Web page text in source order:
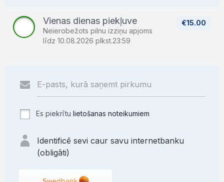
€15.00
Vienas dienas piekļuve
Neierobežots pilnu izziņu apjoms
līdz 10.08.2026 plkst.23:59
Es piekrītu lietošanas noteikumiem
Identificē sevi caur savu internetbanku
(obligāti)